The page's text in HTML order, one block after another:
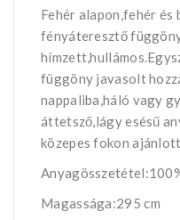
Fehér alapon,fehér és
fényáteresztő
függöny javasolt
nappaliba,háló vagy
áttetsző,lágy esésű
közepes fokon
Magassága:295 cm